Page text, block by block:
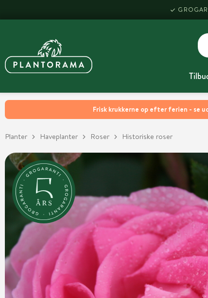
Frisk krukkerne op efter ferien - se
Planter Haveplanter Roser Historiske roser